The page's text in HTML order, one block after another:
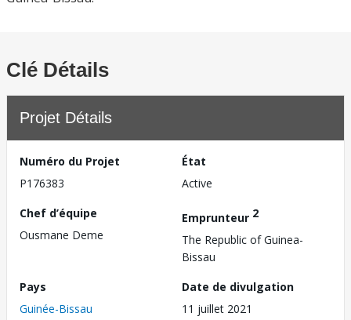
Clé Détails
Projet Détails
Numéro du Projet
P176383
État
Active
Chef d’équipe
Ousmane Deme
Emprunteur 2
The Republic of Guinea-
Bissau
Pays
Guinée-Bissau
Date de divulgation
11 juillet 2021